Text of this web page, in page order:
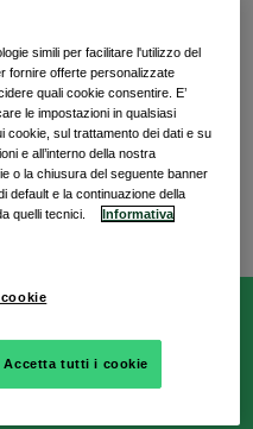
alla
simili per facilitare l'utilizzo del
fornire offerte personalizzate
quali cookie consentire. E’
le impostazioni in qualsiasi
cookie, sul trattamento dei dati e su
e all’interno della nostra
o la chiusura del seguente banner
default e la continuazione della
quelli tecnici.
Informativa
Accetta tutti i cookie